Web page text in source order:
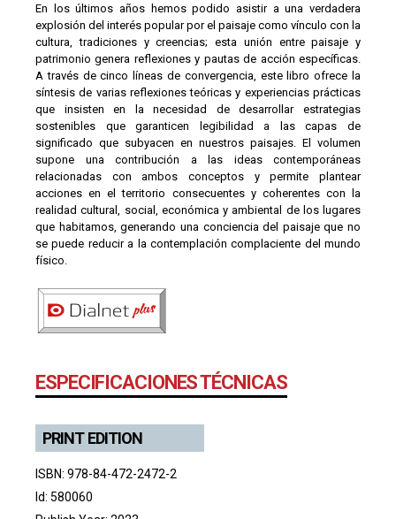
En los últimos años hemos podido asistir a una verdadera
explosión del interés popular por el paisaje como vínculo con la
cultura, tradiciones y creencias; esta unión entre paisaje y
patrimonio genera reflexiones y pautas de acción específicas.
A través de cinco líneas de convergencia, este libro ofrece la
síntesis de varias reflexiones teóricas y experiencias prácticas
que insisten en la necesidad de desarrollar estrategias
sostenibles que garanticen legibilidad a las capas de
significado que subyacen en nuestros paisajes. El volumen
supone una contribución a las ideas contemporáneas
relacionadas con ambos conceptos y permite plantear
acciones en el territorio consecuentes y coherentes con la
realidad cultural, social, económica y ambiental de los lugares
que habitamos, generando una conciencia del paisaje que no
se puede reducir a la contemplación complaciente del mundo
físico.
ESPECIFICACIONES TÉCNICAS
PRINT EDITION
ISBN: 978-84-472-2472-2
Id: 580060